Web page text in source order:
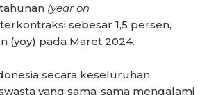
(year on
sebesar 1,5 persen,
(yoy) pada Maret 2024.
secara keseluruhan
yang sama-sama mengalami